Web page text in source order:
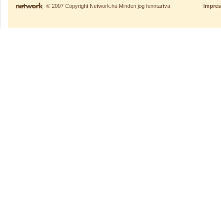
© 2007 Copyright Network.hu Minden jog fenntartva.